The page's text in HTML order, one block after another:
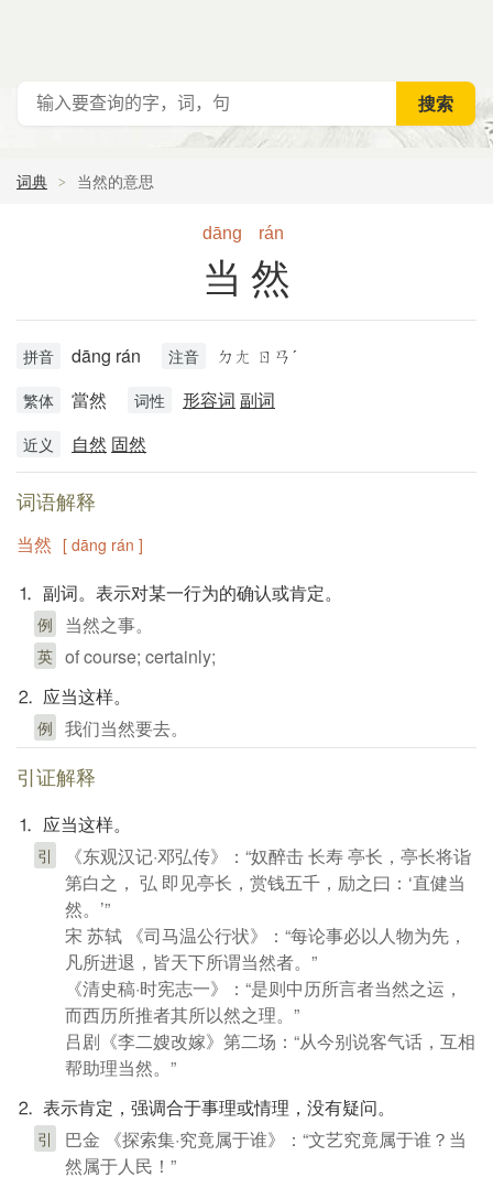
词典 当然的意思
dāng rán
当然
拼音 dāng rán 注音 ㄉㄤ ㄖㄢˊ
繁体 當然 词性 形容词 副词
近义 自然 固然
词语解释
当然 [ dāng rán ]
⒈ 副词。表示对某一行为的确认或肯定。
例 当然之事。
英 of course; certainly;
⒉ 应当这样。
例 我们当然要去。
引证解释
⒈ 应当这样。
引
《东观汉记·邓弘传》：“奴醉击 长寿 亭长，亭长将诣
第白之， 弘 即见亭长，赏钱五千，励之曰：‘直健当
然。’”
宋 苏轼 《司马温公行状》：“每论事必以人物为先，
凡所进退，皆天下所谓当然者。”
《清史稿·时宪志一》：“是则中历所言者当然之运，
而西历所推者其所以然之理。”
吕剧《李二嫂改嫁》第二场：“从今别说客气话，互相
帮助理当然。”
⒉ 表示肯定，强调合于事理或情理，没有疑问。
引
巴金 《探索集·究竟属于谁》：“文艺究竟属于谁？当
然属于人民！”